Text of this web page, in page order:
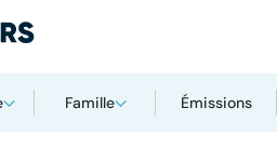
Famille Émissions